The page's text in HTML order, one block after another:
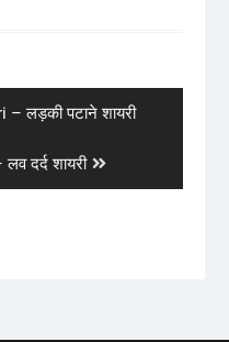
लड़की पटाने शायरी
दर्द शायरी